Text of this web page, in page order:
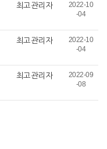
최고관리자
2022-10
-04
최고관리자
2022-10
-04
최고관리자
2022-09
-08